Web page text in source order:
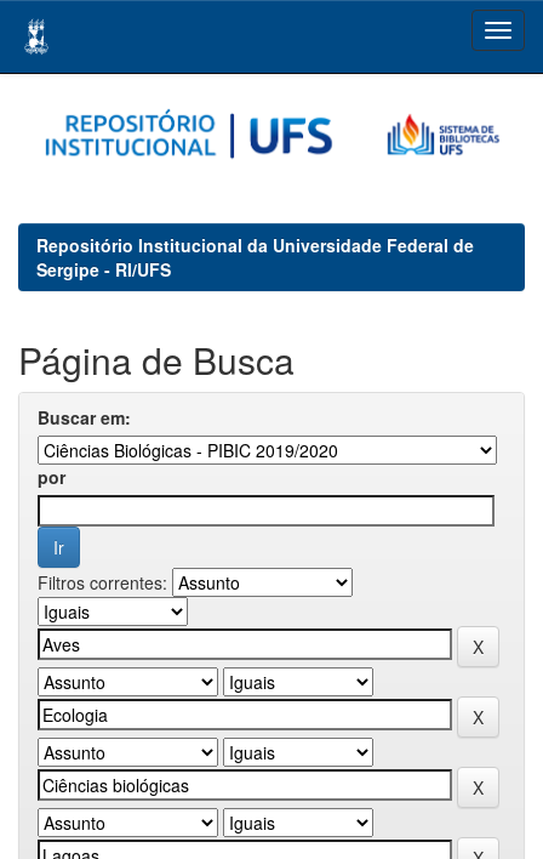
navigation
Repositório Institucional da Universidade Federal de
Sergipe - RI/UFS
Página de Busca
Buscar em:
por
Filtros correntes: